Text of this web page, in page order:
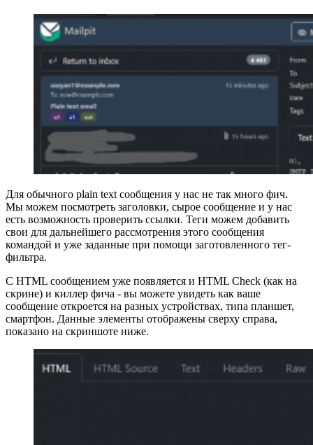
Для обычного plain text сообщения у нас не так много фич.
Мы можем посмотреть заголовки, сырое сообщение и у нас
есть возможность проверить ссылки. Теги можем добавить
свои для дальнейшего рассмотрения этого сообщения
командой и уже заданные при помощи заготовленного тег-
фильтра.
С HTML сообщением уже появляется и HTML Check (как на
скрине) и киллер фича - вы можете увидеть как ваше
сообщение откроется на разных устройствах, типа планшет,
смартфон. Данные элементы отображены сверху справа,
показано на скриншоте ниже.